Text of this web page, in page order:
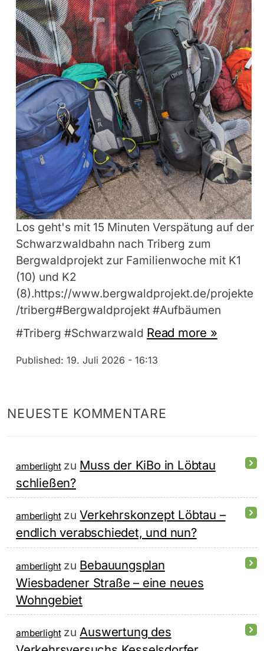
Los geht's mit 15 Minuten Verspätung auf der
Schwarzwaldbahn nach Triberg zum
Bergwaldprojekt zur Familienwoche mit K1
(10) und K2
(8).https://www.bergwaldprojekt.de/projekte
/triberg#Bergwaldprojekt #Aufbäumen
#Triberg #Schwarzwald Read more »
Published: 19. Juli 2026 - 16:13
NEUESTE KOMMENTARE
amberlightzu Muss der KiBo in Löbtau
schließen?
amberlightzuVerkehrskonzept Löbtau –
endlich verabschiedet, und nun?
amberlightzu Bebauungsplan
Wiesbadener Straße – eine neues
Wohngebiet
amberlightzuAuswertung des